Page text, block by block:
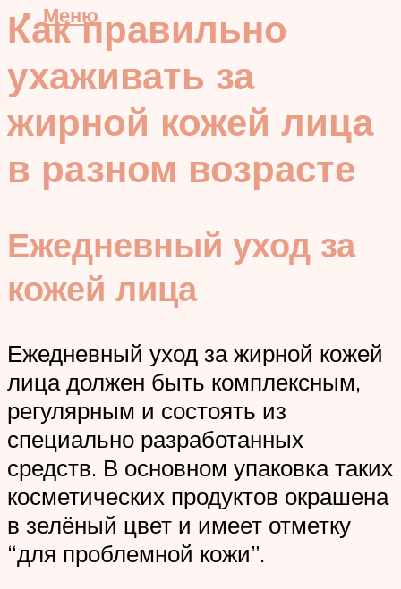
Меню
Как правильно
ухаживать за
жирной кожей лица
в разном возрасте
Ежедневный уход за
кожей лица
Ежедневный уход за жирной кожей
лица должен быть комплексным,
регулярным и состоять из
специально разработанных
средств. В основном упаковка таких
косметических продуктов окрашена
в зелёный цвет и имеет отметку
“для проблемной кожи”.